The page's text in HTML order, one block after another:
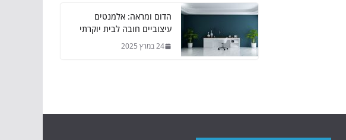
הדום ומראה: אלמנטים
עיצוביים חובה לבית יוקרתי
24 במרץ 2025